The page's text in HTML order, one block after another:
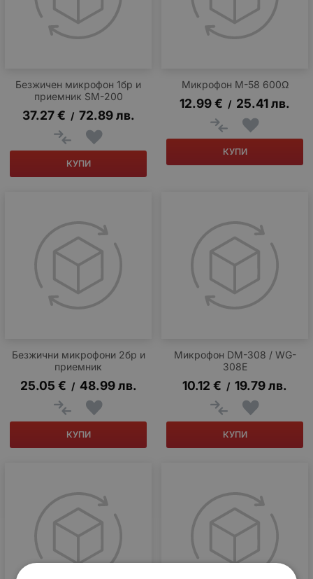
Безжичeн микрофон 1бр и
приемник SM-200
37.27 € / 72.89 лв.
КУПИ
Микрофон M-58 600Ω
12.99€ / 25.41лв.
КУПИ
Безжични микрофони 2бр и
приемник
25.05 € / 48.99 лв.
КУПИ
Микрофон DM-308 / WG-
308E
10.12 € / 19.79лв.
КУПИ